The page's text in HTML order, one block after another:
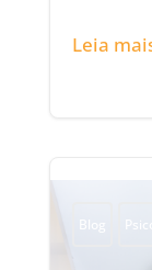
Leia
Blog